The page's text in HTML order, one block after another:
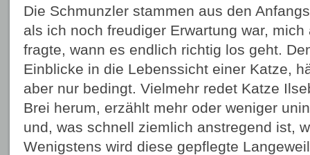
Die Schmunzler stammen aus den
als ich noch freudiger Erwartung war,
fragte, wann es endlich richtig los geht.
Einblicke in die Lebenssicht einer Katze,
aber nur bedingt. Vielmehr redet Katze
Brei herum, erzählt mehr oder weniger
und, was schnell ziemlich anstregend ist,
Wenigstens wird diese gepflegte